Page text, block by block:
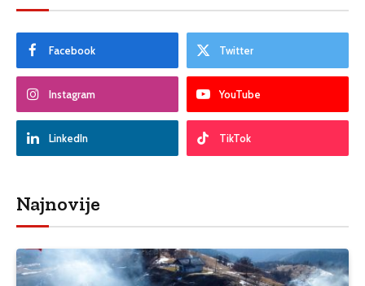
Facebook Twitter
Instagram YouTube
LinkedIn TikTok
Najnovije